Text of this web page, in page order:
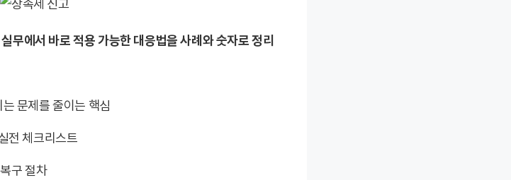
무에서 바로 적용 가능한 대응법을 사례와 숫자로 정리
문제를 줄이는 핵심
전 체크리스트
구 절차